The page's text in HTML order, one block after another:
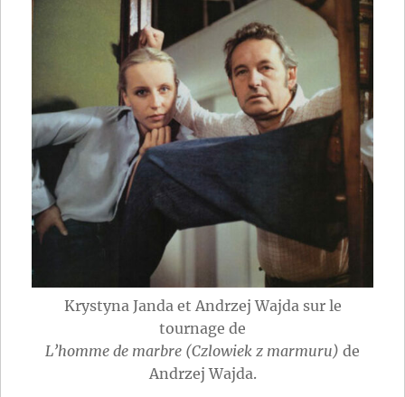
Krystyna Janda et Andrzej Wajda sur le
tournage de
L’homme de marbre (Czlowiek z marmuru) de
Andrzej Wajda.